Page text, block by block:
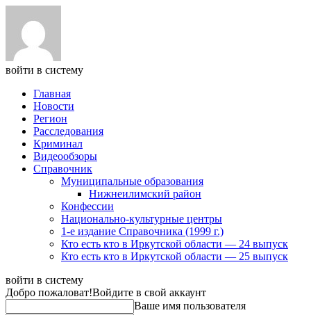
войти в систему
Главная
Новости
Регион
Расследования
Криминал
Видеообзоры
Справочник
Муниципальные образования
Нижнеилимский район
Конфессии
Национально-культурные центры
1-е издание Справочника (1999 г.)
Кто есть кто в Иркутской области — 24 выпуск
Кто есть кто в Иркутской области — 25 выпуск
войти в систему
Добро пожаловат!Войдите в свой аккаунт
Ваше имя пользователя